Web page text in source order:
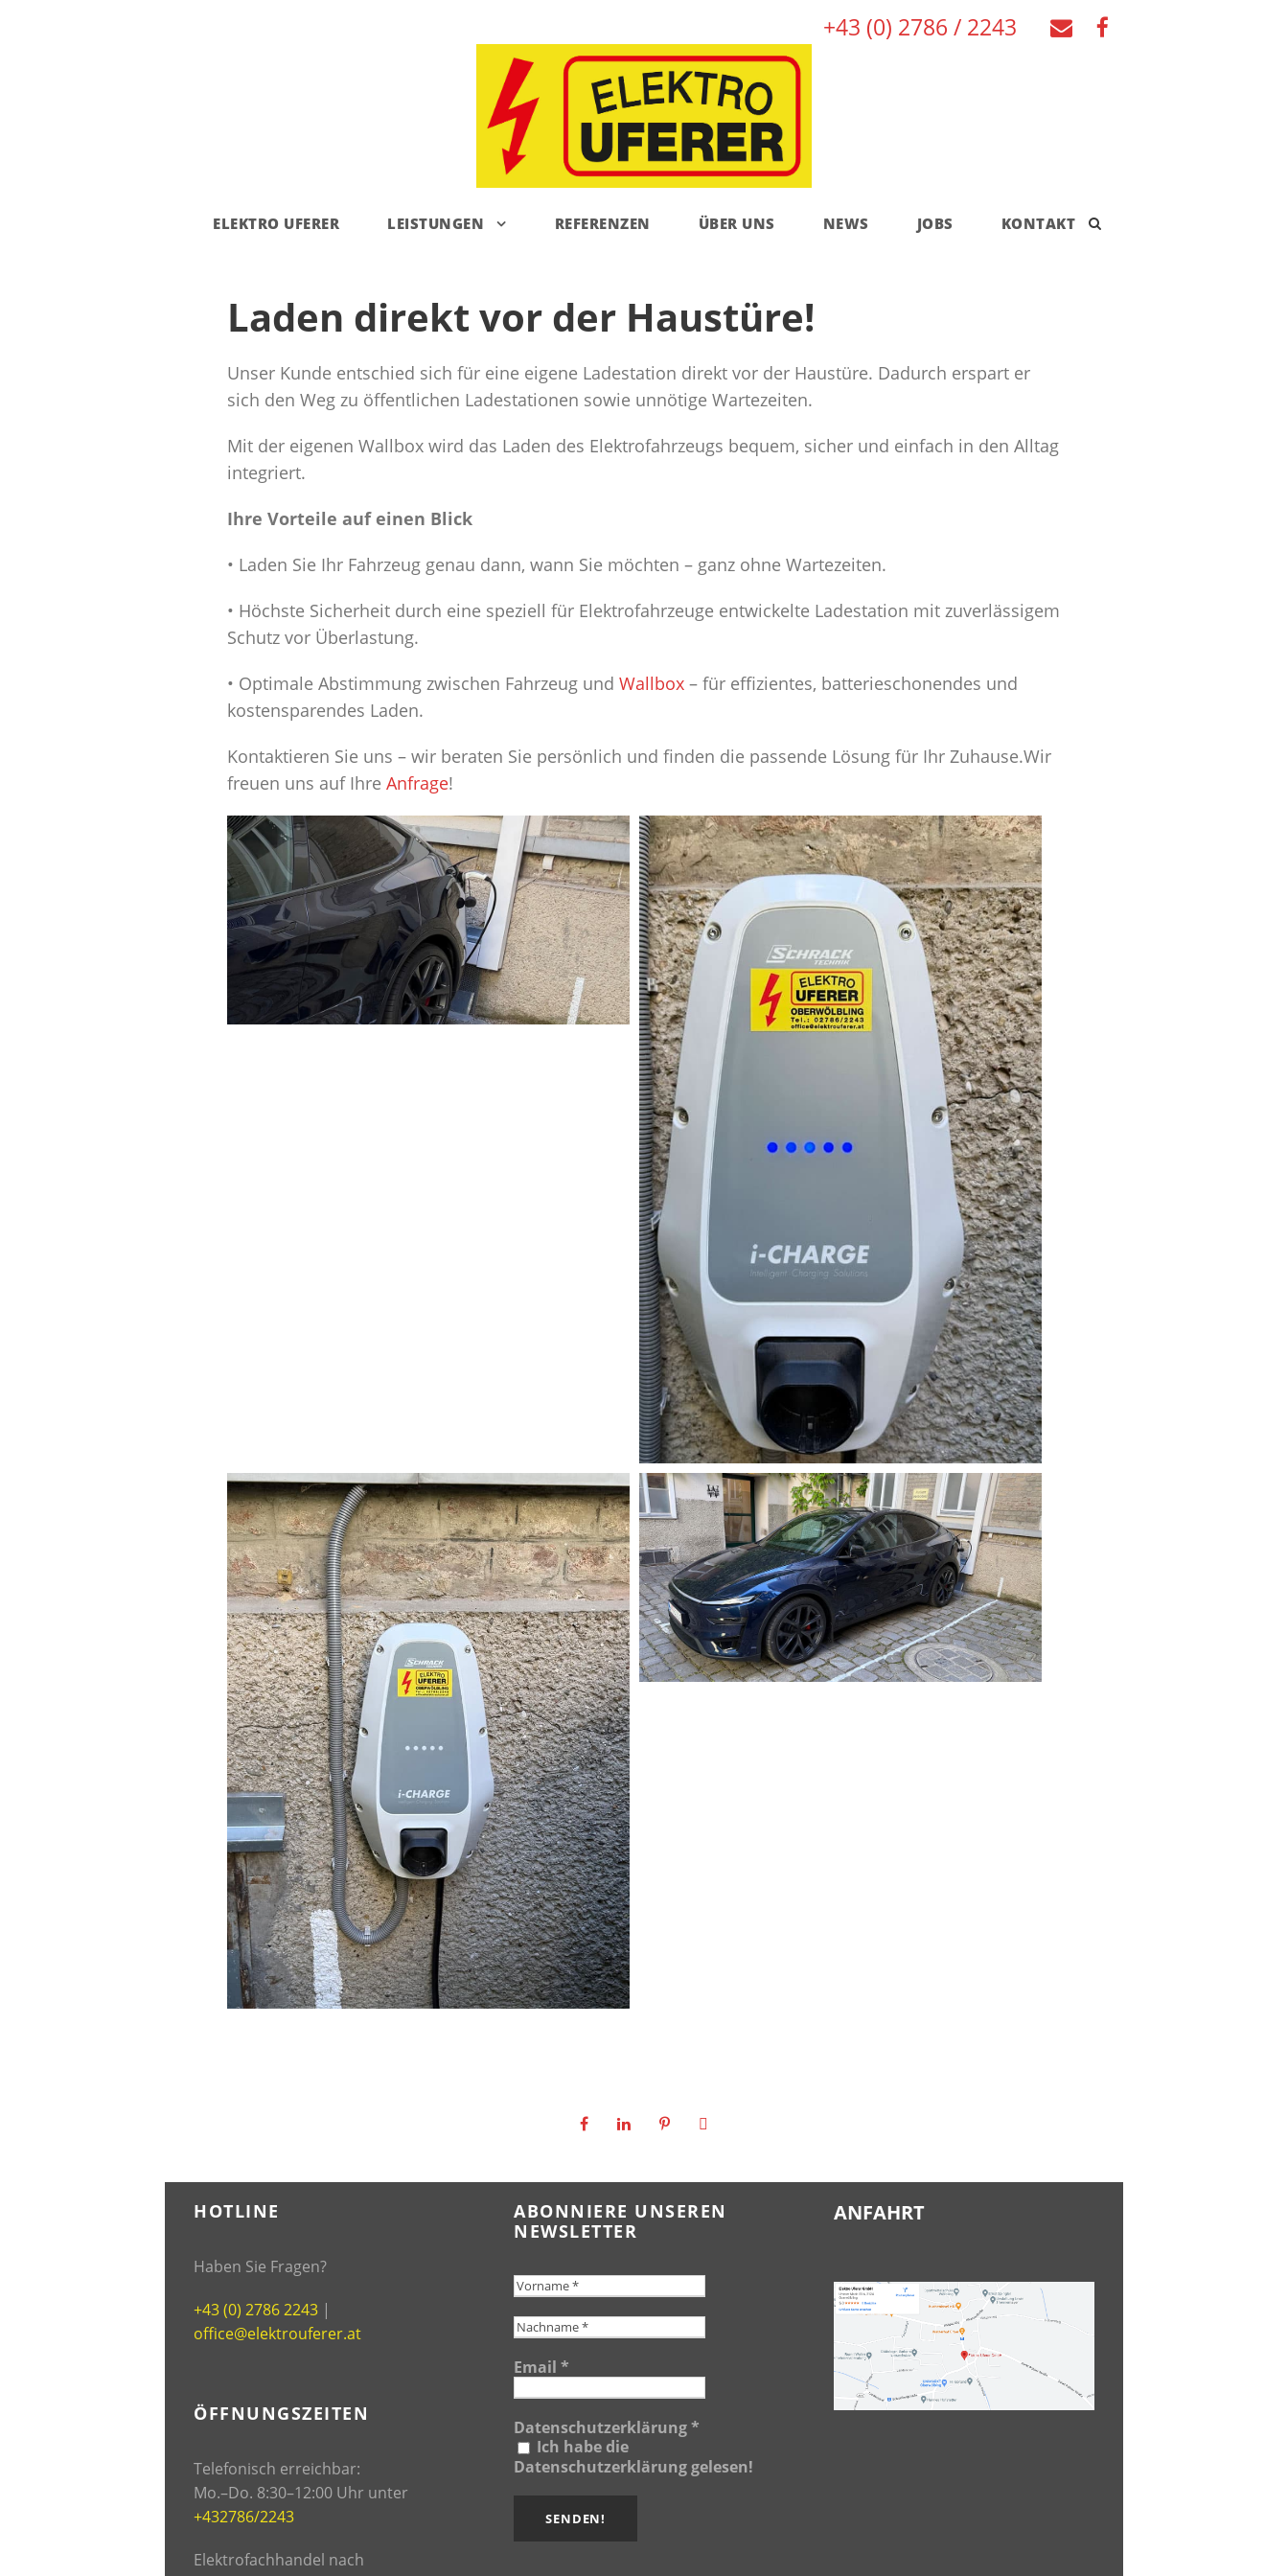
+43 (0) 2786 / 2243
ELEKTRO UFERER LEISTUNGEN REFERENZEN ÜBER UNS NEWS JOBS KONTAKT
Laden direkt vor der Haustüre!
Unser Kunde entschied sich für eine eigene Ladestation direkt vor der Haustüre. Dadurch erspart er
sich den Weg zu öffentlichen Ladestationen sowie unnötige Wartezeiten.
Mit der eigenen Wallbox wird das Laden des Elektrofahrzeugs bequem, sicher und einfach in den Alltag
integriert.
Ihre Vorteile auf einen Blick
• Laden Sie Ihr Fahrzeug genau dann, wann Sie möchten – ganz ohne Wartezeiten.
• Höchste Sicherheit durch eine speziell für Elektrofahrzeuge entwickelte Ladestation mit zuverlässigem
Schutz vor Überlastung.
• Optimale Abstimmung zwischen Fahrzeug und Wallbox – für effizientes, batterieschonendes und
kostensparendes Laden.
Kontaktieren Sie uns – wir beraten Sie persönlich und finden die passende Lösung für Ihr Zuhause.Wir
freuen uns auf Ihre Anfrage!
HOTLINE
Haben Sie Fragen?
+43 (0) 2786 2243 |
office@elektrouferer.at
ÖFFNUNGSZEITEN
Telefonisch erreichbar:
Mo.–Do. 8:30–12:00 Uhr unter
+432786/2243
Elektrofachhandel nach
ABONNIERE UNSEREN
NEWSLETTER
Email*
Datenschutzerklärung*
Ich habe die
Datenschutzerklärung gelesen!
ANFAHRT